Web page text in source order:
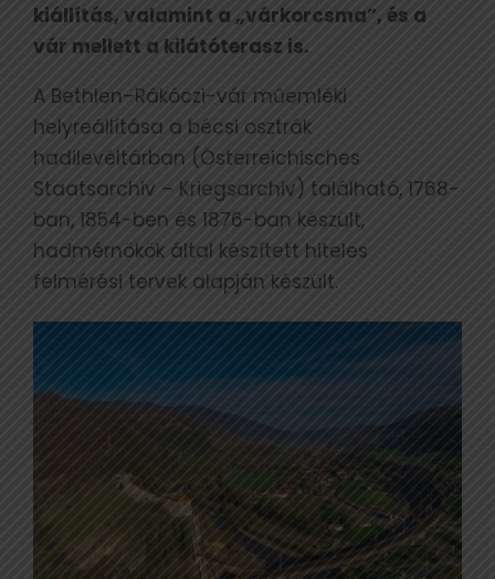
kiállítás, valamint a „várkorcsma”, és a
vár mellett a kilátóterasz is.
A Bethlen–Rákóczi-vár műemléki
helyreállítása a bécsi osztrák
hadilevéltárban (Österreichisches
Staatsarchiv – Kriegsarchiv) található, 1768-
ban, 1854-ben és 1876-ban készült,
hadmérnökök által készített hiteles
felmérési tervek alapján készült.